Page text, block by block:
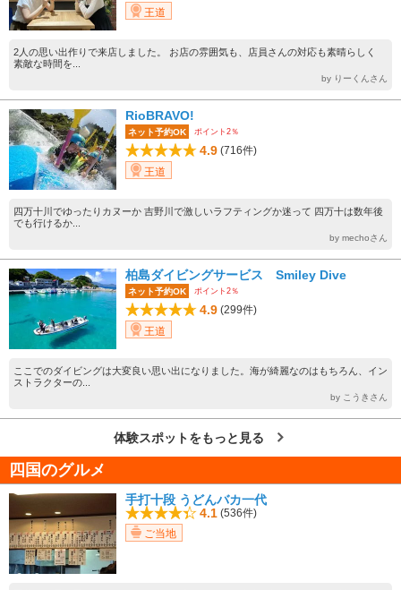
王道
2人の思い出作りで来店しました。 お店の雰囲気も、店員さんの対応も素晴らしく
素敵な時間を...
by りーくんさん
RioBRAVO!
ネット予約OK ポイント2％
4.9 (716件)
王道
四万十川でゆったりカヌーか 吉野川で激しいラフティングか迷って 四万十は数年後
でも行けるか...
by mechoさん
柏島ダイビングサービス Smiley Dive
ネット予約OK ポイント2％
4.9 (299件)
王道
ここでのダイビングは大変良い思い出になりました。海が綺麗なのはもちろん、イン
ストラクターの...
by こうきさん
体験スポットをもっと見る
四国のグルメ
手打十段 うどんバカ一代
4.1 (536件)
ご当地